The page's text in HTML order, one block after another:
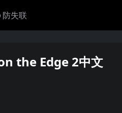
防失联
the Edge 2中文